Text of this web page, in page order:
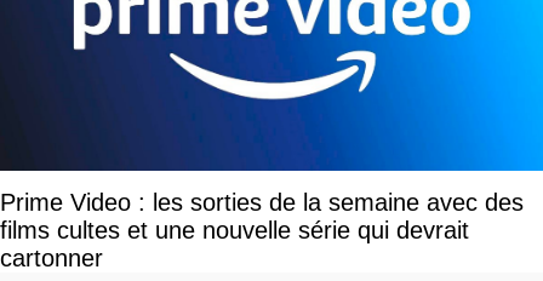
Prime Video : les sorties de la semaine avec des
films cultes et une nouvelle série qui devrait
cartonner